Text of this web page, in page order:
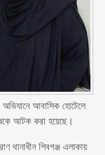
অভিযানে আবাসিক হোটেলে
আটক করা হয়েছে।
থানাধীন শিবগঞ্জ এলাকায়